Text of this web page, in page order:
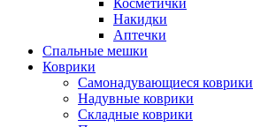
Косметички
Накидки
Аптечки
Спальные мешки
Коврики
Самонадувающиеся коврики
Надувные коврики
Складные коврики